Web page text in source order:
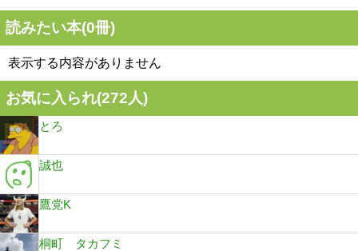
読みたい本(0冊)
表示する内容がありません
お気に入られ(272人)
とろ
誠也
鷹党K
桐町 タカフミ